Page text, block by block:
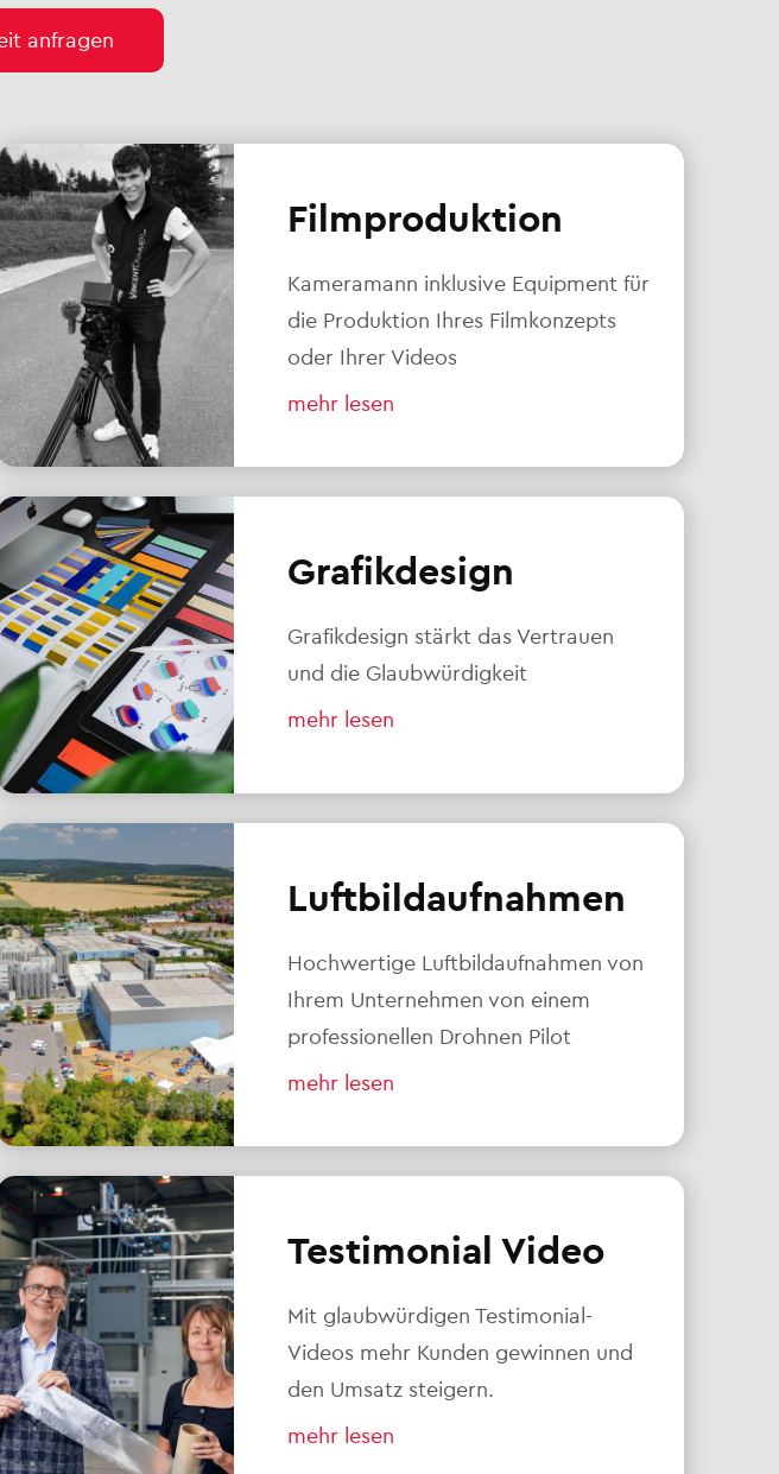
anfragen
Filmproduktion
Kameramann inklusive Equipment für
die Produktion Ihres Filmkonzepts
oder Ihrer Videos
mehr lesen
Grafikdesign
Grafikdesign stärkt das Vertrauen
und die Glaubwürdigkeit
mehr lesen
Luftbildaufnahmen
Hochwertige Luftbildaufnahmen von
Ihrem Unternehmen von einem
professionellen Drohnen Pilot
mehr lesen
Testimonial Video
Mit glaubwürdigen Testimonial-
Videos mehr Kunden gewinnen und
den Umsatz steigern.
mehr lesen